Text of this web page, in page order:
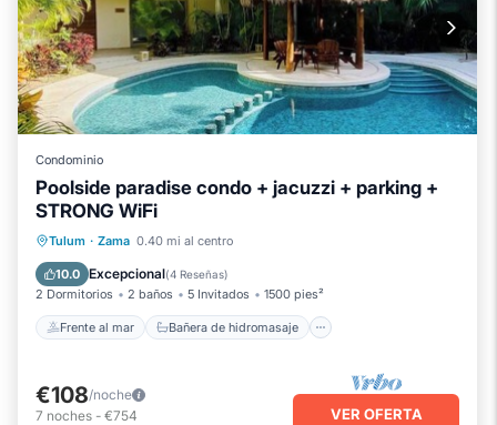
Condominio
Poolside paradise condo + jacuzzi + parking +
STRONG WiFi
Tulum · Zama 0.40 mi al centro
10.0 Excepcional(4 Reseñas)
2 Dormitorios 2 baños 5 Invitados 1500 pies²
Frente al mar Bañera de hidromasaje
Frente al mar
Bañera de hidromasaje
Aparcamiento
€108/noche
7 noches - €754 VER OFERTA